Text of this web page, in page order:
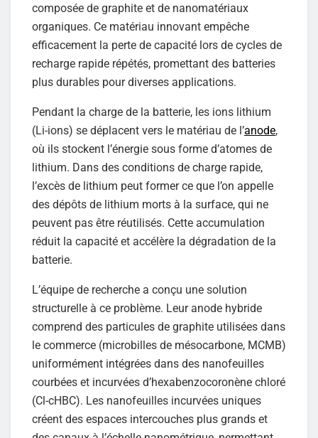
composée de graphite et de nanomatériaux
organiques. Ce matériau innovant empêche
efficacement la perte de capacité lors de cycles de
recharge rapide répétés, promettant des batteries
plus durables pour diverses applications.
Pendant la charge de la batterie, les ions lithium
(Li-ions) se déplacent vers le matériau de l’anode,
où ils stockent l’énergie sous forme d’atomes de
lithium. Dans des conditions de charge rapide,
l’excès de lithium peut former ce que l’on appelle
des dépôts de lithium morts à la surface, qui ne
peuvent pas être réutilisés. Cette accumulation
réduit la capacité et accélère la dégradation de la
batterie.
L’équipe de recherche a conçu une solution
structurelle à ce problème. Leur anode hybride
comprend des particules de graphite utilisées dans
le commerce (microbilles de mésocarbone, MCMB)
uniformément intégrées dans des nanofeuilles
courbées et incurvées d’hexabenzocoronène chloré
(Cl-cHBC). Les nanofeuilles incurvées uniques
créent des espaces intercouches plus grands et